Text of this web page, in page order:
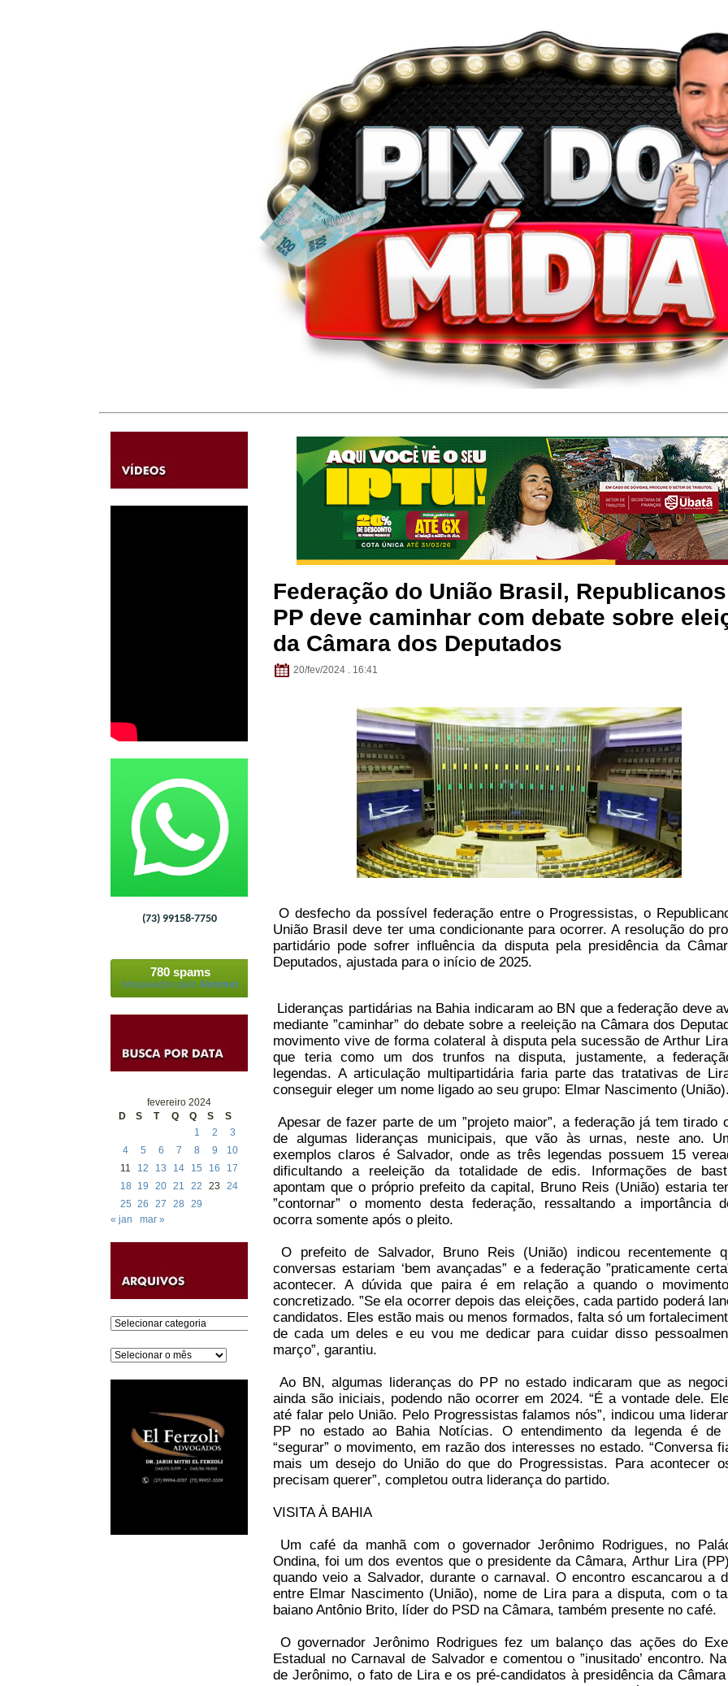
(73) 99158-7750
780 spams
bloqueados pelo Akismet
fevereiro 2024
D
S T Q Q S
S
1
2
3
4
5 6 7 8 9
10
11
12 13 14 15 16
17
18
19 20 21 22 23
24
25 26 27 28
29
« jan
mar »
Categorias
Arquivos
Federação do União Brasil,
PP deve caminhar com debate sobre
da Câmara dos Deputados
20/fev/2024 . 16:41
O desfecho da possível federação entre o Progressistas, o
União Brasil deve ter uma condicionante para ocorrer. A resolução do
partidário pode sofrer influência da disputa pela presidência da
Deputados, ajustada para o início de 2025.
Lideranças partidárias na Bahia indicaram ao BN que a federação deve
mediante ”caminhar” do debate sobre a reeleição na Câmara dos
movimento vive de forma colateral à disputa pela sucessão de Arthur
que teria como um dos trunfos na disputa, justamente, a
legendas. A articulação multipartidária faria parte das tratativas de
conseguir eleger um nome ligado ao seu grupo: Elmar Nascimento
Apesar de fazer parte de um ”projeto maior”, a federação já tem tirado
de algumas lideranças municipais, que vão às urnas, neste ano.
exemplos claros é Salvador, onde as três legendas possuem 15
dificultando a reeleição da totalidade de edis. Informações de
apontam que o próprio prefeito da capital, Bruno Reis (União) estaria
”contornar” o momento desta federação, ressaltando a importância
ocorra somente após o pleito.
O prefeito de Salvador, Bruno Reis (União) indicou recentemente
conversas estariam ‘bem avançadas” e a federação ”praticamente
acontecer. A dúvida que paira é em relação a quando o
concretizado. ”Se ela ocorrer depois das eleições, cada partido poderá
candidatos. Eles estão mais ou menos formados, falta só um
de cada um deles e eu vou me dedicar para cuidar disso
março”, garantiu.
Ao BN, algumas lideranças do PP no estado indicaram que as
ainda são iniciais, podendo não ocorrer em 2024. “É a vontade dele.
até falar pelo União. Pelo Progressistas falamos nós”, indicou uma
PP no estado ao Bahia Notícias. O entendimento da legenda é de
“segurar” o movimento, em razão dos interesses no estado. “Conversa
mais um desejo do União do que do Progressistas. Para acontecer
precisam querer”, completou outra liderança do partido.
VISITA À BAHIA
Um café da manhã com o governador Jerônimo Rodrigues, no
Ondina, foi um dos eventos que o presidente da Câmara, Arthur Lira
quando veio a Salvador, durante o carnaval. O encontro escancarou a
entre Elmar Nascimento (União), nome de Lira para a disputa, com o
baiano Antônio Brito, líder do PSD na Câmara, também presente no café.
O governador Jerônimo Rodrigues fez um balanço das ações do
Estadual no Carnaval de Salvador e comentou o ”inusitado’ encontro.
de Jerônimo, o fato de Lira e os pré-candidatos à presidência da